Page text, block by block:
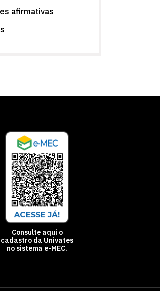
afirmativas
Consulte aqui o
cadastro da Univates
no sistema e-MEC.